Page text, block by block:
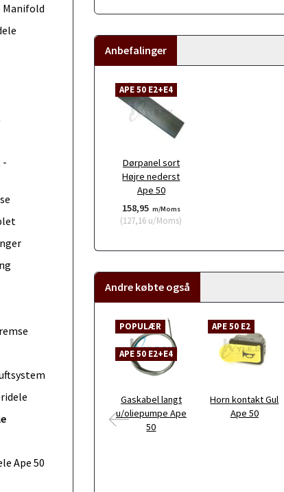
-
Ape 50
Anbefalinger
APE 50 E2+E4
Dørpanel sort
Højre nederst
Ape 50
158,95 m/Moms
(127,16 u/Moms)
Andre købte også
POPULÆR
APE 50 E2+E4
Gaskabel langt
u/oliepumpe Ape
50
APE 50 E2
Horn kontakt Gul
Ape 50